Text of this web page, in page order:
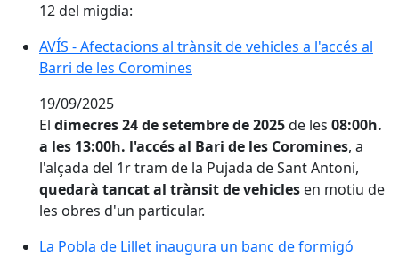
12 del migdia:
AVÍS - Afectacions al trànsit de vehicles a l'accés al
AVÍS - Afectacions al trànsit de vehicles a l'accés al
Barri de les Coromines
19/09/2025
El dimecres 24 de setembre de 2025de les 08:00h.
a les 13:00h. l'accés al Bari de les Coromines, a
l'alçada del 1r tram de la Pujada de Sant Antoni,
quedarà tancat al trànsit de vehicles en motiu de
les obres d'un particular.
La Pobla de Lillet inaugura un banc de formigó
La Pobla de Lillet inaugura un banc de formigó